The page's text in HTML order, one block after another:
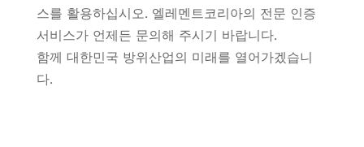
스를 활용하십시오. 엘레멘트코리아의 전문 인증
서비스가 언제든 문의해 주시기 바랍니다.
함께 대한민국 방위산업의 미래를 열어가겠습니
다.